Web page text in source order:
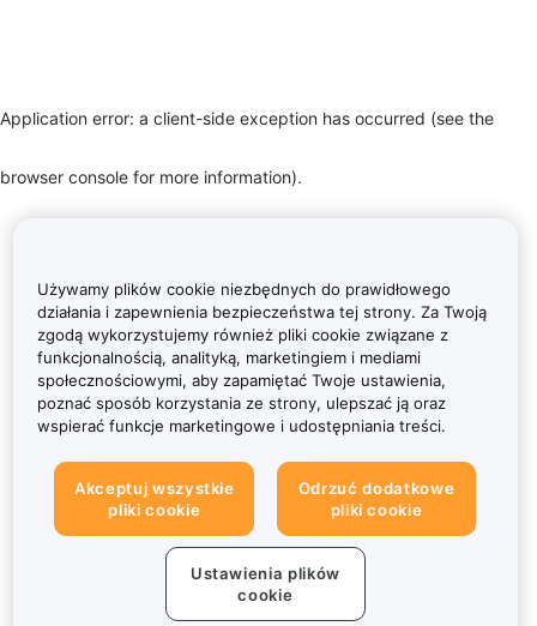
Application error: a client-side exception has occurred (see the
browser console for more information).
Używamy plików cookie niezbędnych do prawidłowego
działania i zapewnienia bezpieczeństwa tej strony. Za Twoją
zgodą wykorzystujemy również pliki cookie związane z
funkcjonalnością, analityką, marketingiem i mediami
społecznościowymi, aby zapamiętać Twoje ustawienia,
poznać sposób korzystania ze strony, ulepszać ją oraz
wspierać funkcje marketingowe i udostępniania treści.
Akceptuj wszystkie
pliki cookie
Odrzuć dodatkowe
pliki cookie
Ustawienia plików
cookie